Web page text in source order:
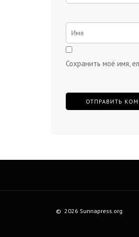
Сохранить моё имя,
© 2026 Sunnapress.org